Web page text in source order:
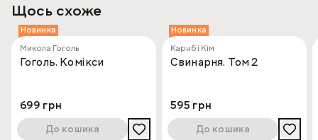
Щось схоже
Новинка
Микола Гоголь
Гоголь. Комікси
699 грн
До кошика
Новинка
Карнбі Кім
Свинарня. Том 2
595 грн
До кошика